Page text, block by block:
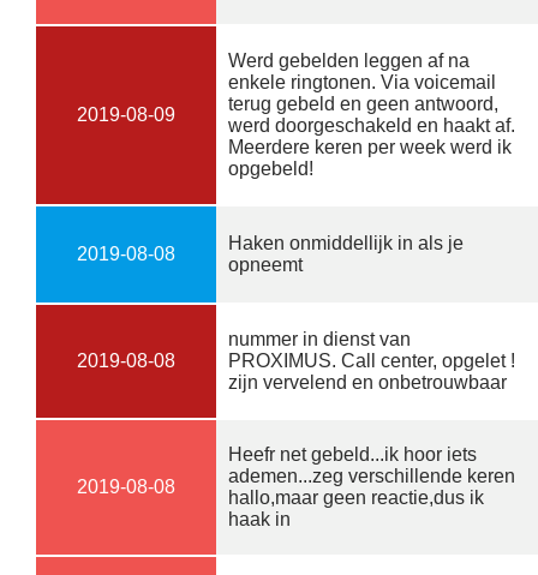
2019-08-09
Werd gebelden leggen af na
enkele ringtonen. Via voicemail
terug gebeld en geen antwoord,
werd doorgeschakeld en haakt af.
Meerdere keren per week werd ik
opgebeld!
2019-08-08
Haken onmiddellijk in als je
opneemt
2019-08-08
nummer in dienst van
PROXIMUS. Call center, opgelet !
zijn vervelend en onbetrouwbaar
2019-08-08
Heefr net gebeld...ik hoor iets
ademen...zeg verschillende keren
hallo,maar geen reactie,dus ik
haak in